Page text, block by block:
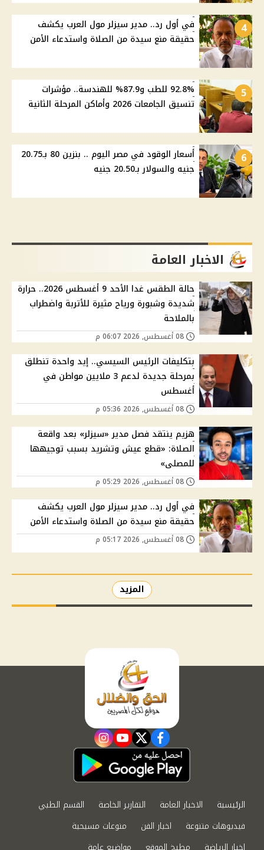
4
في أول رد.. مدير سيزلر مول العرب يكشف
حقيقة منع سيدة من الصلاة واستدعاء الأمن
5
92.8% للطب و87.9% للهندسة.. مؤشرات
تنسيق الجامعات 2026 وأماكن المرحلة الثانية
6
أسعار الوقود في مصر اليوم .. بنزين 80 بـ20.75
جنيه والسولار بـ20.50 جنيه
الاخبار العامة
حالة الطقس غدا الأحد 9 أغسطس 2026.. حرارة
شديدة وشبورة ورياح مثيرة للأتربة واضطراب
بالملاحة
بتكليفات الرئيس السيسي.. إيد واحدة تنطلق
بمرحلة جديدة لدعم 3 ملايين مواطن في
أغسطس
هزيم ينتقد فصل مدير «سيزلر» بعد واقعة
الصلاة: «قطع عيش وتشريد بسبب توجيهها
للمصلى»
في أول رد.. مدير سيزلر مول العرب يكشف
حقيقة منع سيدة من الصلاة واستدعاء الأمن
المزيد
facebook
twitter
youtube
instagram
الرئيسية الاخبار العامة التقارير الخاصة
القسم الطبي
فيديوهات متنوعة
اخبار الفن
منوعات مسيحية